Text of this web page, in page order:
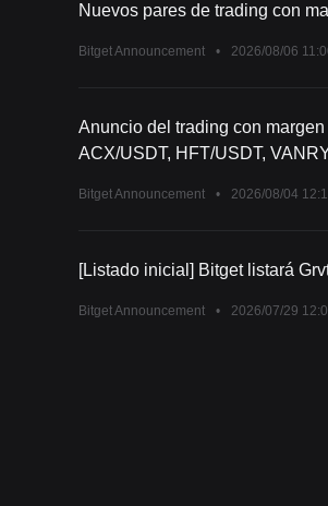
Nuevos pares de trading con
Bitget Announcement • 2026/08/06
Anuncio del trading con
ACX/USDT, HFT/USDT,
Bitget Announcement • 2026/08/04
[Listado inicial] Bitget listará
Bitget Announcement • 2026/07/29